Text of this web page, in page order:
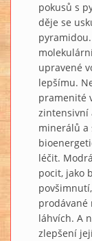
pokusů s
děje se
upravené
lepšímu.
pramenité
zintensivní
minerálů a
léčit.
pocit, jako
prodávané
láhvích. A
zlepšení